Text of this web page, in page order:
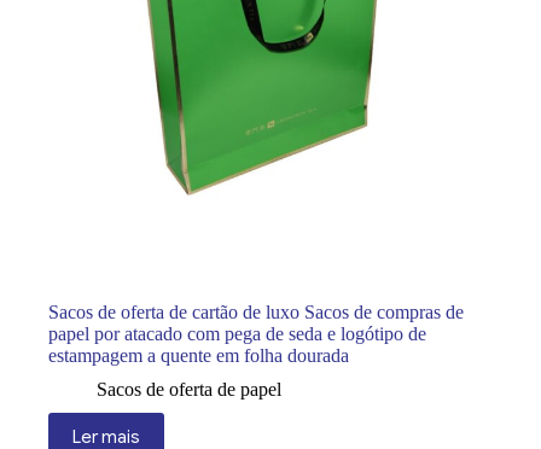
Sacos de oferta de cartão de luxo Sacos de compras de
papel por atacado com pega de seda e logótipo de
estampagem a quente em folha dourada
Sacos de oferta de papel
Ler mais